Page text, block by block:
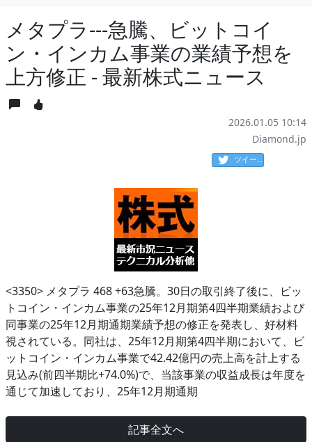
メタプラ---急騰、ビットコイ
ン・インカム事業の業績予想を
上方修正 - 最新株式ニュース
2026.01.05 10:14
Diamond.jp
ツイート
<3350> メタプラ 468 +63急騰。30日の取引終了後に、ビッ
トコイン・インカム事業の25年12月期第4四半期業績および
同事業の25年12月期通期業績予想の修正を発表し、好材料
視されている。同社は、25年12月期第4四半期において、ビ
ットコイン・インカム事業で42.42億円の売上高を計上する
見込み(前四半期比+74.0%)で、当該事業の収益成長は年度を
通じて加速しており、25年12月期通期
記事全文へ